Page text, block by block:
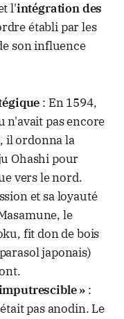
l'intégration des
établi par les
son influence
: En 1594,
n'avait pas encore
il ordonna la
Ohashi pour
vers le nord.
et sa loyauté
le
fit don de bois
japonais)
» :
pas anodin. Le